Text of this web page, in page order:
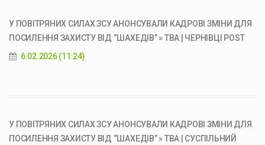
У ПОВІТРЯНИХ СИЛАХ ЗСУ АНОНСУВАЛИ КАДРОВІ ЗМІНИ ДЛЯ
ПОСИЛЕННЯ ЗАХИСТУ ВІД “ШАХЕДІВ” » ТВА | ЧЕРНІВЦІ POST
6.02.2026 (11:24)
У ПОВІТРЯНИХ СИЛАХ ЗСУ АНОНСУВАЛИ КАДРОВІ ЗМІНИ ДЛЯ
ПОСИЛЕННЯ ЗАХИСТУ ВІД “ШАХЕДІВ” » ТВА | СУСПІЛЬНИЙ